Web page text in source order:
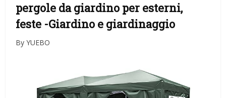
pergole da giardino per esterni,
feste -Giardino e giardinaggio
By YUEBO